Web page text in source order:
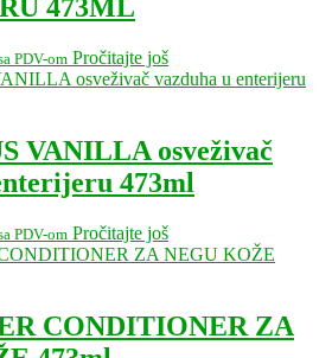
473ML
PDV-om Pročitajte još
VANILLA osveživač
473ml
PDV-om Pročitajte još
CONDITIONER ZA